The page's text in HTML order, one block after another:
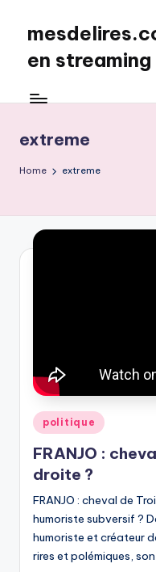
contenten streaming
:
et
complet
français
extreme
Home extreme
Posted
in
politique
FRANJO :
droite ?
FRANJO : cheval de
humoriste subversif ?
humoriste et créateur
rires et polémiques,